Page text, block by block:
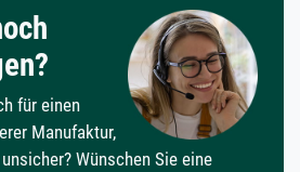
für einen
Manufaktur,
Wünschen Sie eine